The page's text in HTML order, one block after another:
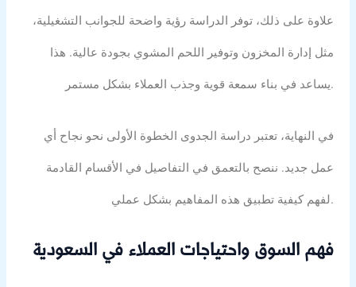
علاوة على ذلك، توفر الدراسة رؤية واضحة للجوانب التشغيلية،
مثل إدارة المخزون وتوفير اللحم المشوي بجودة عالية. هذا
يساعد في بناء سمعة قوية وجذب العملاء بشكل مستمر.
في النهاية، تعتبر دراسة الجدوى الخطوة الأولى نحو نجاح أي
عمل جديد. ننصح بالتعمق في التفاصيل في الأقسام القادمة
لفهم كيفية تطبيق هذه المفاهيم بشكل عملي.
فهم السوق واحتياجات العملاء في السعودية